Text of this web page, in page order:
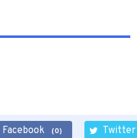
Facebook (0) Twitter